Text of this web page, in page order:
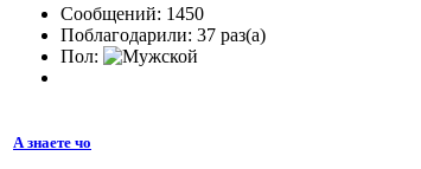
Сообщений: 1450
Поблагодарили: 37 раз(а)
Пол:
А знаете чо